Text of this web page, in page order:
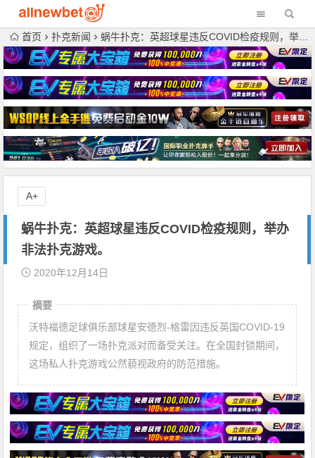
首页 扑克新闻 蜗牛扑克：英超球星违反COVID检疫规则，举办非法扑克游戏。
蜗牛扑克：英超球星违反COVID检疫规则，举办
非法扑克游戏。
2020年12月14日
摘要
沃特福德足球俱乐部球星安德烈-格雷因违反英国COVID-19
规定，组织了一场扑克派对而备受关注。在全国封锁期间，
这场私人扑克游戏公然藐视政府的防范措施。
A+